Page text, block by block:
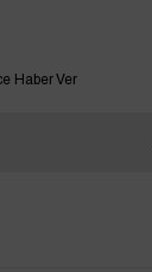
Haber Ver